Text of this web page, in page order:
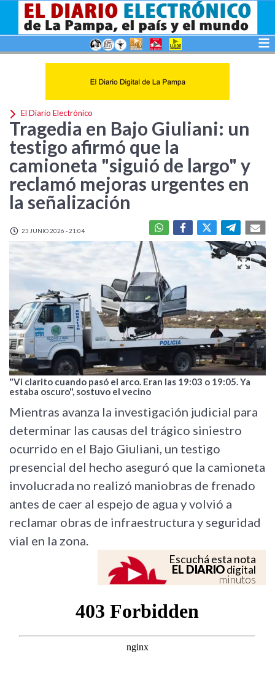
El Diario Electrónico
Tragedia en Bajo Giuliani: un
testigo afirmó que la
camioneta "siguió de largo" y
reclamó mejoras urgentes en
la señalización
23 JUNIO 2026 - 21:04
"Vi clarito cuando pasó el arco. Eran las 19:03 o 19:05. Ya
estaba oscuro", sostuvo el vecino
Mientras avanza la investigación judicial para
determinar las causas del trágico siniestro
ocurrido en el Bajo Giuliani, un testigo
presencial del hecho aseguró que la camioneta
involucrada no realizó maniobras de frenado
antes de caer al espejo de agua y volvió a
reclamar obras de infraestructura y seguridad
vial en la zona.
Escuchá esta nota
EL DIARIOdigital
minutos